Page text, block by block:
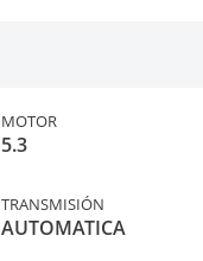
MOTOR
5.3
TRANSMISIÓN
AUTOMATICA